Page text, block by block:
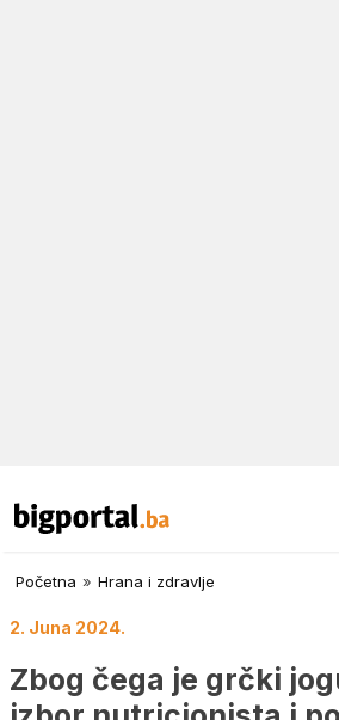
Početna » Hrana i zdravlje
2. Juna 2024.
Zbog čega je grčki